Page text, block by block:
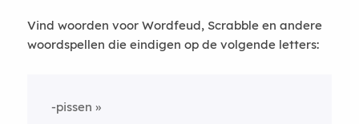
Vind woorden voor Wordfeud, Scrabble en andere
woordspellen die eindigen op de volgende letters:
-pissen